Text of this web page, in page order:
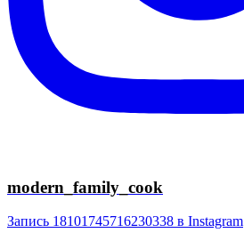
modern_family_cook
Запись 18101745716230338 в Instagram